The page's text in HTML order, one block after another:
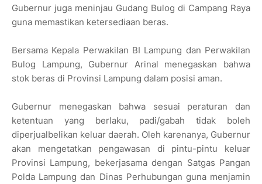
Gubernur juga meninjau Gudang Bulog di Campang Raya
guna memastikan ketersediaan beras.
Bersama Kepala Perwakilan BI Lampung dan Perwakilan
Bulog Lampung, Gubernur Arinal menegaskan bahwa
stok beras di Provinsi Lampung dalam posisi aman.
Gubernur menegaskan bahwa sesuai peraturan dan
ketentuan yang berlaku, padi/gabah tidak boleh
diperjualbelikan keluar daerah. Oleh karenanya, Gubernur
akan mengetatkan pengawasan di pintu-pintu keluar
Provinsi Lampung, bekerjasama dengan Satgas Pangan
Polda Lampung dan Dinas Perhubungan guna menjamin